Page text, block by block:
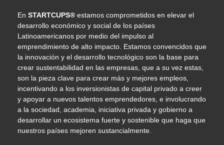
En STARTCUPS® estamos comprometidos en elevar el
desarrollo económico y social de los países
Latinoamericanos por medio del impulso al
emprendimiento de alto impacto. Estamos convencidos que
la innovación y el desarrollo tecnológico son la base para
crear sustentabilidad en las empresas, que a su vez estas,
son la pieza clave para crear más y mejores empleos,
incentivando a los inversionistas de capital privado a creer
y apoyar a nuevos talentos emprendedores, e involucrando
a la sociedad, academia, iniciativa privada y gobierno a
desarrollar un ecosistema fuerte y sostenible que haga que
nuestros países mejoren sustancialmente.